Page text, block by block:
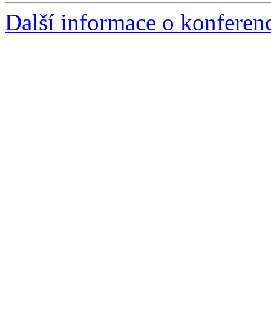
Další informace o